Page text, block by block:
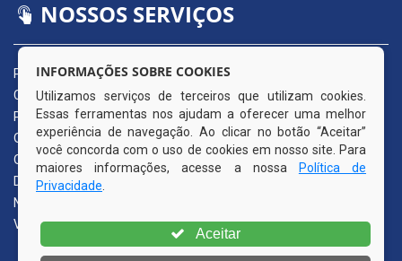
NOSSOS SERVIÇOS
Portal da Transparência
Carta de Serviços ao Usuário
Pedido de Acesso à Informação (e-SIC)
Ouvidoria Municipal
Quadro de Avisos
Diário Oficial da AMUPE
Nota Fiscal Eletrônica
Validador Nota Fiscal
INFORMAÇÕES SOBRE COOKIES
Utilizamos serviços de terceiros que utilizam cookies.
Essas ferramentas nos ajudam a oferecer uma melhor
experiência de navegação. Ao clicar no botão “Aceitar”
você concorda com o uso de cookies em nosso site. Para
maiores informações, acesse a nossa
Política de
Privacidade
Aceitar